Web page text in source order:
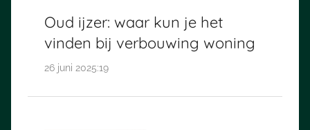
Oud ijzer: waar kun je het
vinden bij verbouwing woning
26 juni 2025:19